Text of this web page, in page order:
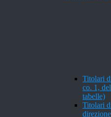
Titolari
co. 1,
tabelle)
Titolari